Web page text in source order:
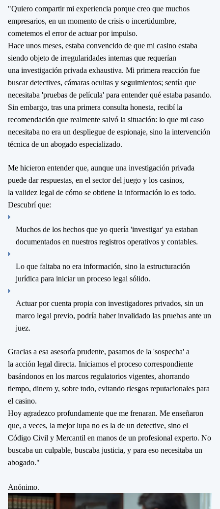
"Quiero compartir mi experiencia porque creo que muchos
empresarios, en un momento de crisis o incertidumbre,
cometemos el error de actuar por impulso.
Hace unos meses, estaba convencido de que mi casino estaba
siendo objeto de irregularidades internas que requerían
una investigación privada exhaustiva. Mi primera reacción fue
buscar detectives, cámaras ocultas y seguimientos; sentía que
necesitaba 'pruebas de película' para entender qué estaba pasando.
Sin embargo, tras una primera consulta honesta, recibí la
recomendación que realmente salvó la situación: lo que mi caso
necesitaba no era un despliegue de espionaje, sino la intervención
técnica de un abogado especializado.
Me hicieron entender que, aunque una investigación privada
puede dar respuestas, en el sector del juego y los casinos,
la validez legal de cómo se obtiene la información lo es todo.
Descubrí que:
Muchos de los hechos que yo quería 'investigar' ya estaban
documentados en nuestros registros operativos y contables.
Lo que faltaba no era información, sino la estructuración
jurídica para iniciar un proceso legal sólido.
Actuar por cuenta propia con investigadores privados, sin un
marco legal previo, podría haber invalidado las pruebas ante un
juez.
Gracias a esa asesoría prudente, pasamos de la 'sospecha' a
la acción legal directa. Iniciamos el proceso correspondiente
basándonos en los marcos regulatorios vigentes, ahorrando
tiempo, dinero y, sobre todo, evitando riesgos reputacionales para
el casino.
Hoy agradezco profundamente que me frenaran. Me enseñaron
que, a veces, la mejor lupa no es la de un detective, sino el
Código Civil y Mercantil en manos de un profesional experto. No
buscaba un culpable, buscaba justicia, y para eso necesitaba un
abogado."
Anónimo.